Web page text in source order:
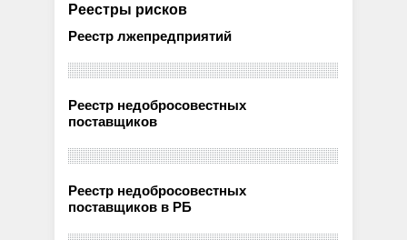
Реестры рисков
Реестр лжепредприятий
Реестр недобросовестных
поставщиков
Реестр недобросовестных
поставщиков в РБ